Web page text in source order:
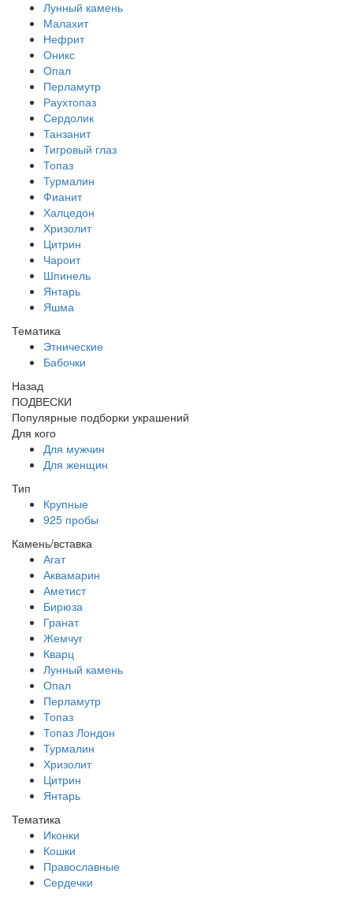
Лунный камень
Малахит
Нефрит
Оникс
Опал
Перламутр
Раухтопаз
Сердолик
Танзанит
Тигровый глаз
Топаз
Турмалин
Фианит
Халцедон
Хризолит
Цитрин
Чароит
Шпинель
Янтарь
Яшма
Тематика
Этнические
Бабочки
Назад
ПОДВЕСКИ
Популярные подборки украшений
Для кого
Для мужчин
Для женщин
Тип
Крупные
925 пробы
Камень/вставка
Агат
Аквамарин
Аметист
Бирюза
Гранат
Жемчуг
Кварц
Лунный камень
Опал
Перламутр
Топаз
Топаз Лондон
Турмалин
Хризолит
Цитрин
Янтарь
Тематика
Иконки
Кошки
Православные
Сердечки